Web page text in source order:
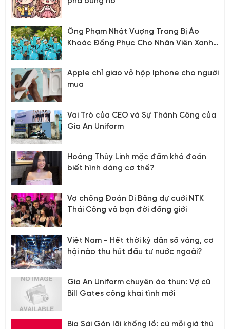
Ông Phạm Nhật Vượng Trang Bị Áo
Khoác Đồng Phục Cho Nhân Viên Xanh
Apple chỉ giao vỏ hộp Iphone cho người
mua
Vai Trò của CEO và Sự Thành Công của
Gia An Uniform
Hoàng Thùy Linh mặc đầm khó đoán
biết hình dáng cơ thể?
Vợ chồng Đoàn Di Băng dự cưới NTK
Thái Công và bạn đời đồng giới
Việt Nam - Hết thời kỳ dân số vàng, cơ
hội nào thu hút đầu tư nước ngoài?
Gia An Uniform chuyên áo thun: Vợ cũ
Bill Gates công khai tình mới
Bia Sài Gòn lãi khổng lồ: cứ mỗi giờ thù